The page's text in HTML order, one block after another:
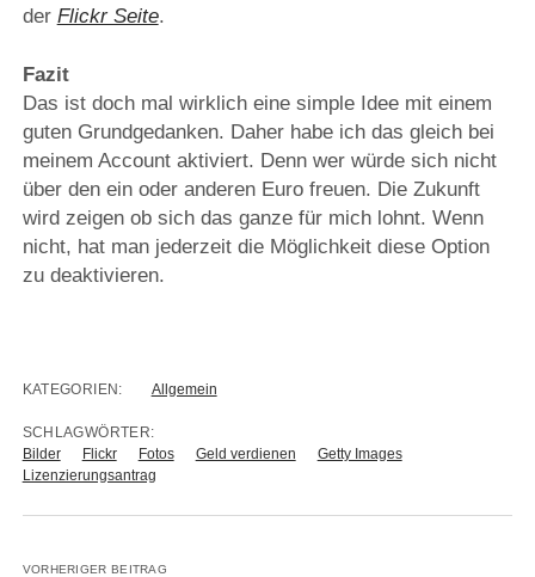
der Flickr Seite.
Fazit
Das ist doch mal wirklich eine simple Idee mit einem
guten Grundgedanken. Daher habe ich das gleich bei
meinem Account aktiviert. Denn wer würde sich nicht
über den ein oder anderen Euro freuen. Die Zukunft
wird zeigen ob sich das ganze für mich lohnt. Wenn
nicht, hat man jederzeit die Möglichkeit diese Option
zu deaktivieren.
KATEGORIEN: Allgemein
SCHLAGWÖRTER:
Bilder
Flickr Fotos Geld verdienen
Getty Images
Lizenzierungsantrag
VORHERIGER BEITRAG